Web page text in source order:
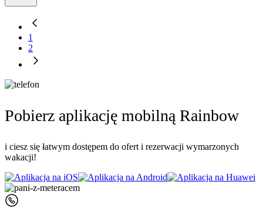
1
2
Pobierz aplikację mobilną Rainbow
i ciesz się łatwym dostępem do ofert i rezerwacji wymarzonych
wakacji!